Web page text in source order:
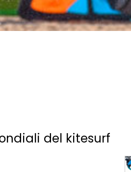
del kitesurf